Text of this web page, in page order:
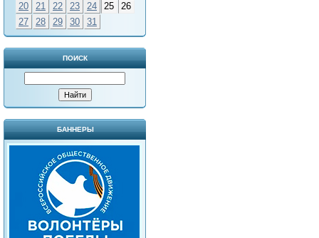
20
21 22 23 24 25
26
27
28 29 30 31
ПОИСК
БАННЕРЫ